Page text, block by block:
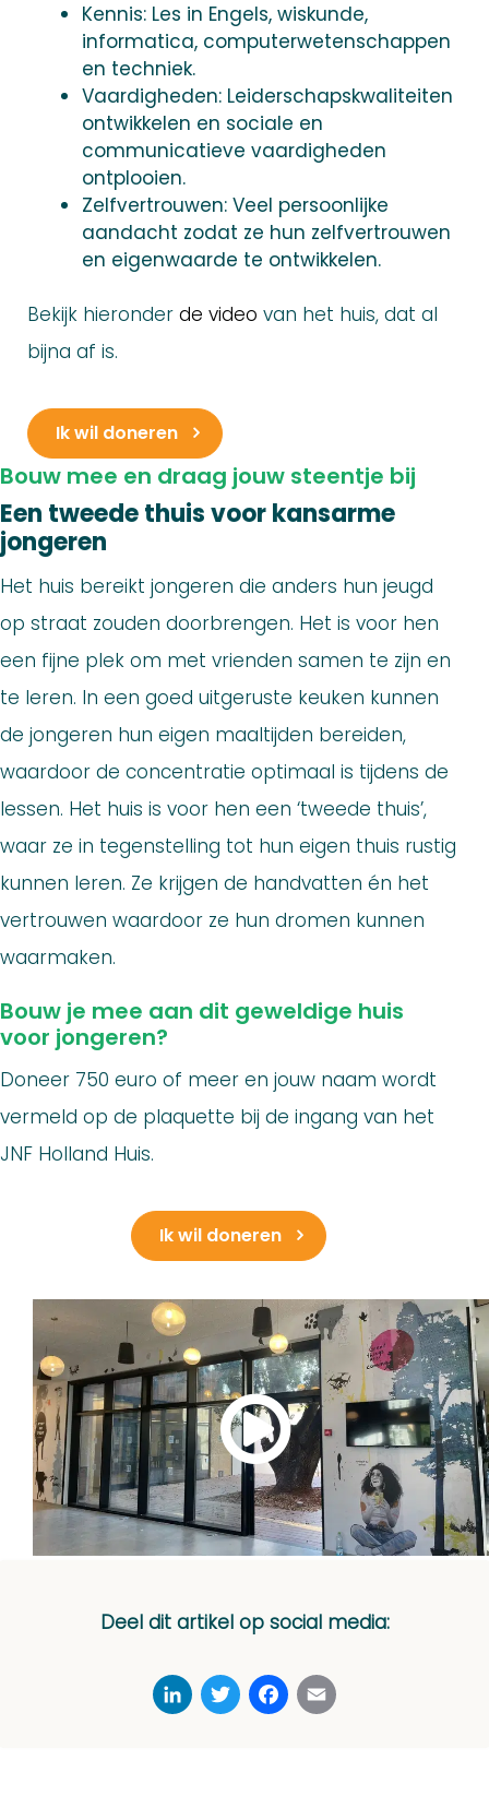
Kennis: Les in Engels, wiskunde,
informatica, computerwetenschappen
en techniek.
Vaardigheden: Leiderschapskwaliteiten
ontwikkelen en sociale en
communicatieve vaardigheden
ontplooien.
Zelfvertrouwen: Veel persoonlijke
aandacht zodat ze hun zelfvertrouwen
en eigenwaarde te ontwikkelen.
Bekijk hieronder de video van het huis, dat al
bijna af is.
Ik wil doneren
Bouw mee en draag jouw steentje bij
Een tweede thuis voor kansarme
jongeren
Het huis bereikt jongeren die anders hun jeugd
op straat zouden doorbrengen. Het is voor hen
een fijne plek om met vrienden samen te zijn en
te leren. In een goed uitgeruste keuken kunnen
de jongeren hun eigen maaltijden bereiden,
waardoor de concentratie optimaal is tijdens de
lessen. Het huis is voor hen een ‘tweede thuis’,
waar ze in tegenstelling tot hun eigen thuis rustig
kunnen leren. Ze krijgen de handvatten én het
vertrouwen waardoor ze hun dromen kunnen
waarmaken.
Bouw je mee aan dit geweldige huis
voor jongeren?
Doneer 750 euro of meer en jouw naam wordt
vermeld op de plaquette bij de ingang van het
JNF Holland Huis.
Ik wil doneren
Deel dit artikel op social media:
LinkedInTwitterFacebook